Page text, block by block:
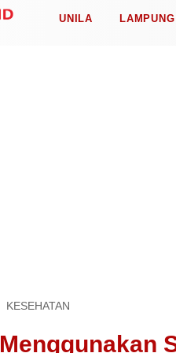
UNILA LAMPUNG
KESEHATAN